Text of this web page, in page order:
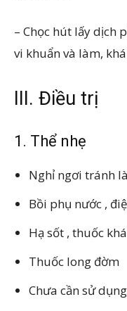
– Chọc hút lấy dịch
vi khuẩn và làm,
III. Điều trị
1. Thể nhẹ
Nghỉ ngơi tránh
Bồi phụ nước ,
Hạ sốt , thuốc
Thuốc long đờm
Chưa cần sử dụng